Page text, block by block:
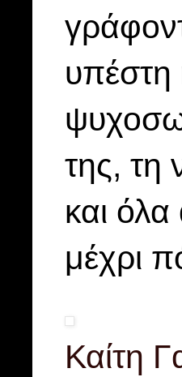
υπέστη
της, τη
και
μέχρι
Καίτη